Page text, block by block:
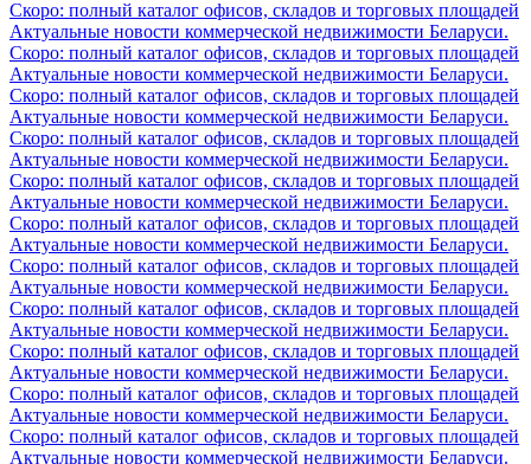
Скоро: полный каталог офисов, складов и торговых площадей
Актуальные новости коммерческой недвижимости Беларуси.
Скоро: полный каталог офисов, складов и торговых площадей
Актуальные новости коммерческой недвижимости Беларуси.
Скоро: полный каталог офисов, складов и торговых площадей
Актуальные новости коммерческой недвижимости Беларуси.
Скоро: полный каталог офисов, складов и торговых площадей
Актуальные новости коммерческой недвижимости Беларуси.
Скоро: полный каталог офисов, складов и торговых площадей
Актуальные новости коммерческой недвижимости Беларуси.
Скоро: полный каталог офисов, складов и торговых площадей
Актуальные новости коммерческой недвижимости Беларуси.
Скоро: полный каталог офисов, складов и торговых площадей
Актуальные новости коммерческой недвижимости Беларуси.
Скоро: полный каталог офисов, складов и торговых площадей
Актуальные новости коммерческой недвижимости Беларуси.
Скоро: полный каталог офисов, складов и торговых площадей
Актуальные новости коммерческой недвижимости Беларуси.
Скоро: полный каталог офисов, складов и торговых площадей
Актуальные новости коммерческой недвижимости Беларуси.
Скоро: полный каталог офисов, складов и торговых площадей
Актуальные новости коммерческой недвижимости Беларуси.